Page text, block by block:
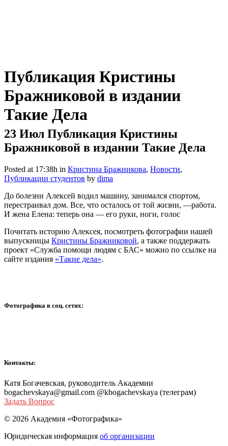
Публикация Кристины
Бражниковой в издании
Такие Дела
23 Июл Публикация Кристины
Бражниковой в издании Такие Дела
Posted at 17:38h in Кристина Бражникова, Новости,
Публикации студентов by dima
До болезни Алексей водил машину, занимался спортом,
перестраивал дом. Все, что осталось от той жизни, —работа.
И жена Елена: теперь она — его руки, ноги, голос
Почитать историю Алексея, посмотреть фотографии нашей
выпускницы Кристины Бражниковой, а также поддержать
проект «Служба помощи людям с БАС» можно по ссылке на
сайте издания «Такие дела».
Фотографика в соц. сетях:
Контакты:
Катя Богачевская, руководитель Академии
bogachevskaya@gmail.com @kbogachevskaya (телеграм)
Задать Вопрос
© 2026 Академия «Фотографика»
Юридическая информация об организации